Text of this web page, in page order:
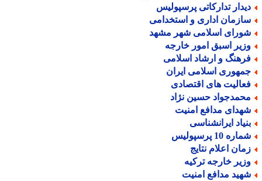
تدارکاتی پرسپولیس
اداری و استخدامی
اسلامی شهر مشهد
اسبق امور خارجه
و ارشاد اسلامی
اسلامی ایران
های اقتصادی
حسین نژاد
مدافع امنیت
ایرانشناسی
10 پرسپولیس
اعلام نتایج
خارجه ترکیه
مدافع امنیت